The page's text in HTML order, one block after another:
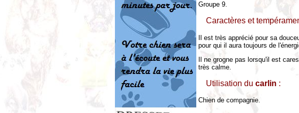
Groupe 9.
Caractères et
Il est très apprécié pour sa
pour qui il aura toujours de
Il ne grogne pas lorsqu'il est
très calme.
Utilisation du carlin :
Chien de compagnie.